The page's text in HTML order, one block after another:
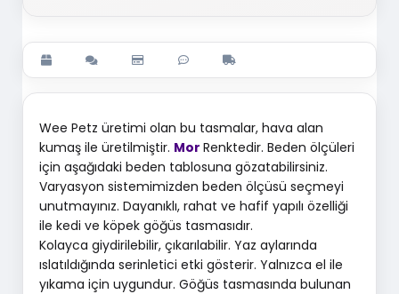
Wee Petz üretimi olan bu tasmalar, hava alan
kumaş ile üretilmiştir. Mor Renktedir. Beden ölçüleri
için aşağıdaki beden tablosuna gözatabilirsiniz.
Varyasyon sistemimizden beden ölçüsü seçmeyi
unutmayınız. Dayanıklı, rahat ve hafif yapılı özelliği
ile kedi ve köpek göğüs tasmasıdır.
Kolayca giydirilebilir, çıkarılabilir. Yaz aylarında
ıslatıldığında serinletici etki gösterir. Yalnızca el ile
yıkama için uygundur. Göğüs tasmasında bulunan